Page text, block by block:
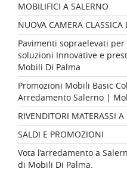
MOBILIFICI A SALERNO
NUOVA CAMERA CLASSICA
Pavimenti sopraelevati
soluzioni Innovative e
Mobili Di Palma
Promozioni Mobili Basic
Arredamento Salerno |
RIVENDITORI MATERASSI A
SALDI E PROMOZIONI
Vota l’arredamento a
di Mobili Di Palma.